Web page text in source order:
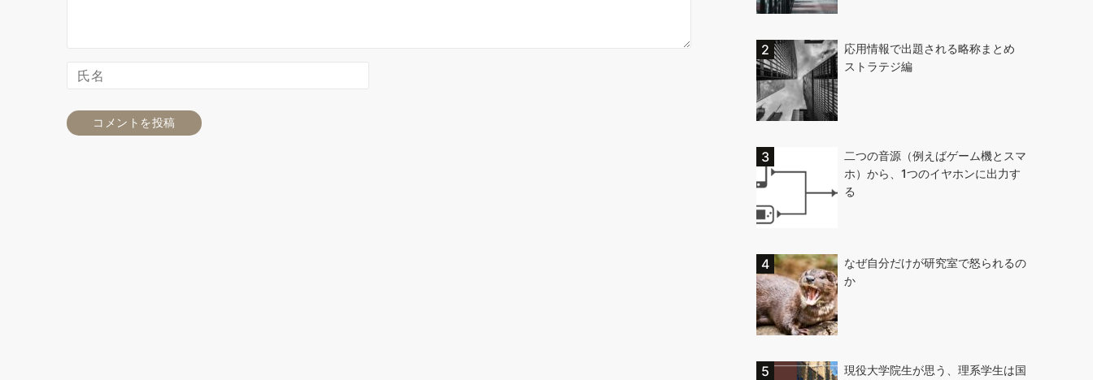
応用情報で出題される略称まとめ
ストラテジ編
二つの音源（例えばゲーム機とスマ
ホ）から、1つのイヤホンに出力す
る
なぜ自分だけが研究室で怒られるの
か
現役大学院生が思う、理系学生は国